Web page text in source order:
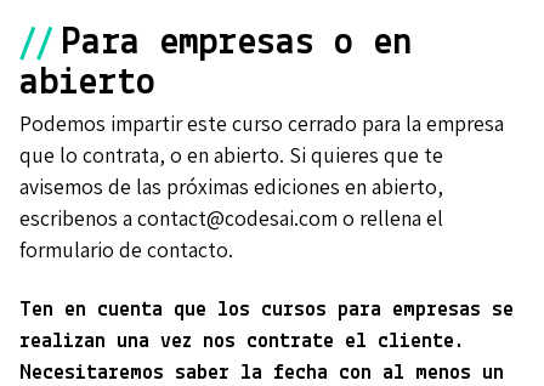
// Para empresas o en
abierto
Podemos impartir este curso cerrado para la empresa
que lo contrata, o en abierto. Si quieres que te
avisemos de las próximas ediciones en abierto,
escribenos a contact@codesai.com o rellena el
formulario de contacto.
Ten en cuenta que los cursos para empresas se
realizan una vez nos contrate el cliente.
Necesitaremos saber la fecha con al menos un